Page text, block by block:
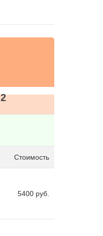
2
Стоимость
5400руб.